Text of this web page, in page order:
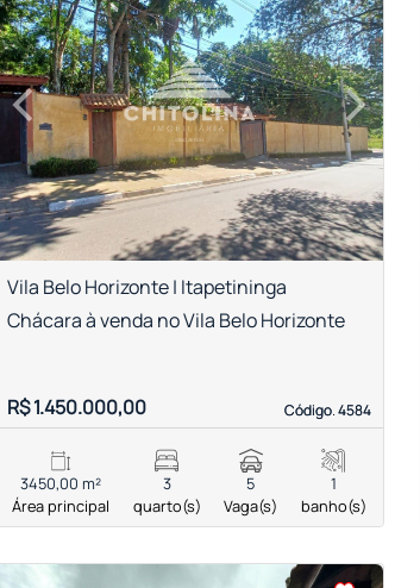
‹Previous ›
Next
Vila Belo Horizonte | Itapetininga
Código. 4584
Código. 4584
Chácara à venda no Vila Belo Horizonte
R$ 1.450.000,00
3450,00 m²
Área principal
3
quarto(s)
5
Vaga(s)
1
banho(s)